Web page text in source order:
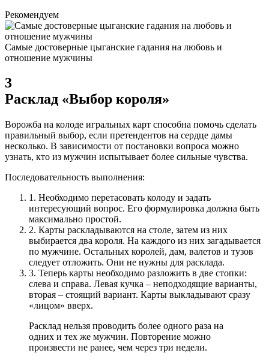
Рекомендуем
Самые достоверные цыганские гадания на любовь и
отношение мужчины
3
Расклад «Выбор короля»
Ворожба на колоде игральных карт способна помочь сделать
правильный выбор, если претендентов на сердце дамы
несколько. В зависимости от постановки вопроса можно
узнать, кто из мужчин испытывает более сильные чувства.
Последовательность выполнения:
1. Необходимо перетасовать колоду и задать
интересующий вопрос. Его формулировка должна быть
максимально простой.
2. Карты раскладываются на столе, затем из них
выбирается два короля. На каждого из них загадывается
по мужчине. Остальных королей, дам, валетов и тузов
следует отложить. Они не нужны для расклада.
3. Теперь карты необходимо разложить в две стопки:
слева и справа. Левая кучка – неподходящие варианты,
вторая – стоящий вариант. Карты выкладывают сразу
«лицом» вверх.
Расклад нельзя проводить более одного раза на
одних и тех же мужчин. Повторение можно
произвести не ранее, чем через три недели.